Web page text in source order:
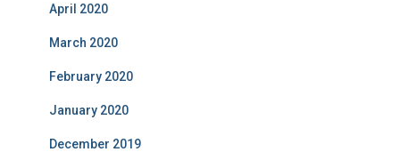
April 2020
March 2020
February 2020
January 2020
December 2019